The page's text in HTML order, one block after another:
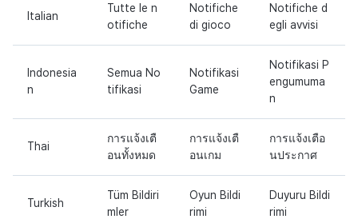
Italian
Tutte le n
otifiche
Notifiche
di gioco
Notifiche d
egli avvisi
Indonesia
n
Semua No
tifikasi
Notifikasi
Game
Notifikasi P
engumuma
n
Thai
การแจ้งเตื
อนทั้งหมด
การแจ้งเตื
อนเกม
การแจ้งเตือ
นประกาศ
Turkish
Tüm Bildiri
mler
Oyun Bildi
rimi
Duyuru Bildi
rimi